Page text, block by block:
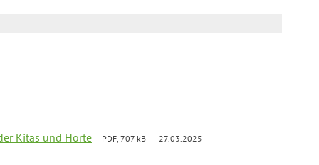
Kitas und Horte PDF, 707 kB 27.03.2025